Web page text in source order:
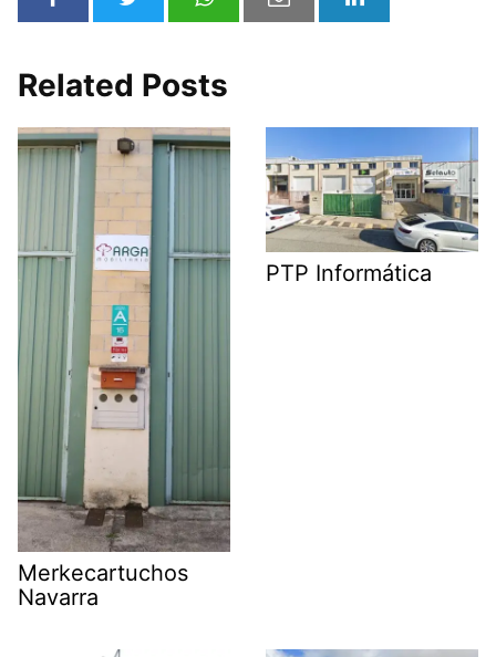
Related Posts
Merkecartuchos
Navarra
PTP Informática